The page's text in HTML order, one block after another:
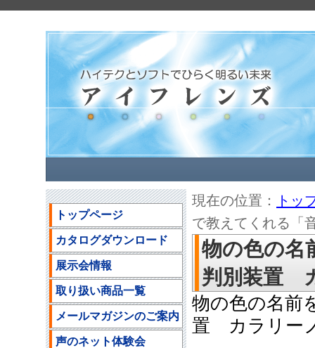
現在の位置：
トッ
で教えてくれる「
物の色の名
判別装置
物の色の名前
置 カラリー
トップページ
カタログダウンロード
展示会情報
取り扱い商品一覧
メールマガジンのご案内
声のネット体験会